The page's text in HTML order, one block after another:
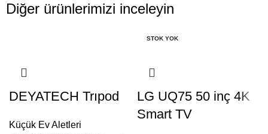
Diğer ürünlerimizi inceleyin
DEYATECH Trıpod
Küçük Ev Aletleri
STOK YOK
LG UQ75 50 inç 4K
Smart TV